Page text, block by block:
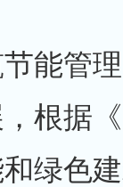
能管
根据
绿色